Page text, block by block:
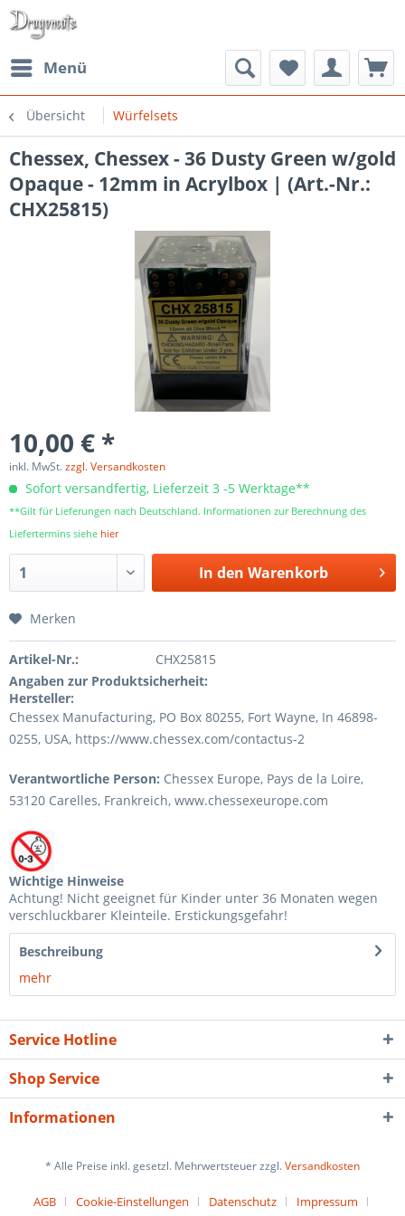
Menü
Übersicht Würfelsets
Chessex, Chessex - 36 Dusty Green w/gold
Opaque - 12mm in Acrylbox | (Art.-Nr.:
CHX25815)
10,00 € *
inkl. MwSt.zzgl. Versandkosten
Sofort versandfertig, Lieferzeit 3 -5 Werktage**
**Gilt für Lieferungen nach Deutschland. Informationen zur Berechnung des
Liefertermins siehe hier
In den Warenkorb
Merken
Artikel-Nr.:
CHX25815
Angaben zur Produktsicherheit:
Hersteller:
Chessex Manufacturing, PO Box 80255, Fort Wayne, In 46898-
0255, USA, https://www.chessex.com/contactus-2
Verantwortliche Person: Chessex Europe, Pays de la Loire,
53120 Carelles, Frankreich, www.chessexeurope.com
Wichtige Hinweise
Achtung! Nicht geeignet für Kinder unter 36 Monaten wegen
verschluckbarer Kleinteile. Erstickungsgefahr!
Beschreibung
mehr
Service Hotline
Shop Service
Informationen
* Alle Preise inkl. gesetzl. Mehrwertsteuer zzgl.Versandkosten
AGB Cookie-Einstellungen Datenschutz Impressum